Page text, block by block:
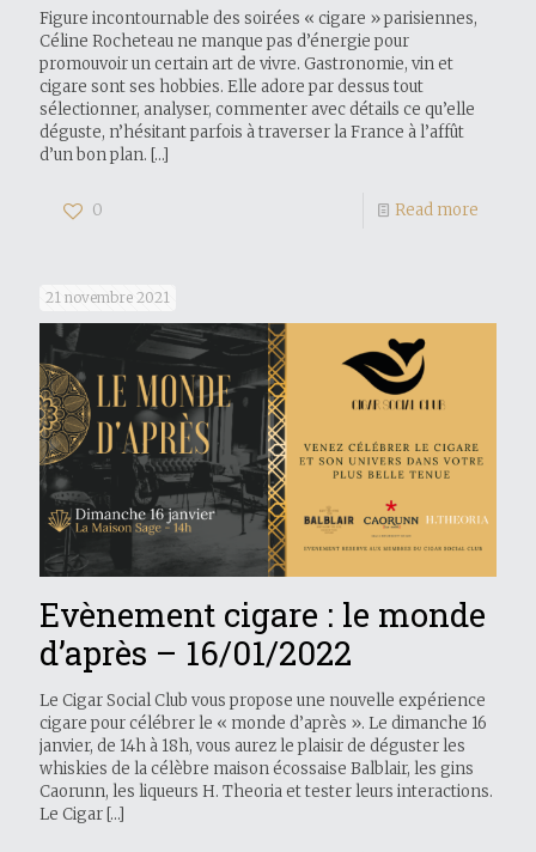
Figure incontournable des soirées « cigare » parisiennes,
Céline Rocheteau ne manque pas d’énergie pour
promouvoir un certain art de vivre. Gastronomie, vin et
cigare sont ses hobbies. Elle adore par dessus tout
sélectionner, analyser, commenter avec détails ce qu’elle
déguste, n’hésitant parfois à traverser la France à l’affût
d’un bon plan. […]
0 Read more
21 novembre 2021
Evènement cigare : le monde
d’après – 16/01/2022
Le Cigar Social Club vous propose une nouvelle expérience
cigare pour célébrer le « monde d’après ». Le dimanche 16
janvier, de 14h à 18h, vous aurez le plaisir de déguster les
whiskies de la célèbre maison écossaise Balblair, les gins
Caorunn, les liqueurs H. Theoria et tester leurs interactions.
Le Cigar […]